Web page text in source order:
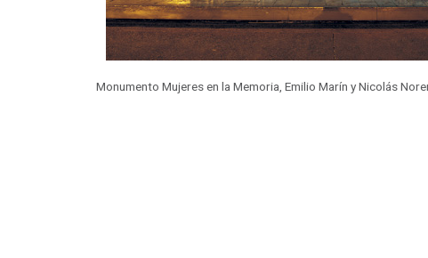
Monumento Mujeres en la Memoria, Emilio Marín y Nicolás